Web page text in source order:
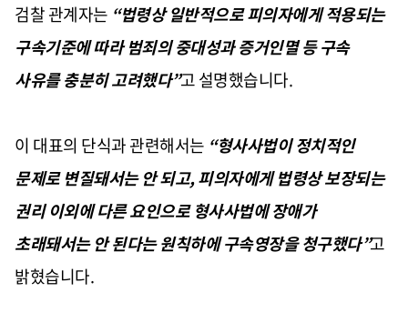
검찰 관계자는 “법령상 일반적으로 피의자에게 적용되는
구속기준에 따라 범죄의 중대성과 증거인멸 등 구속
사유를 충분히 고려했다”고 설명했습니다.
이 대표의 단식과 관련해서는 “형사사법이 정치적인
문제로 변질돼서는 안 되고,피의자에게 법령상 보장되는
권리 이외에 다른 요인으로 형사사법에 장애가
초래돼서는 안 된다는 원칙하에 구속영장을 청구했다”고
밝혔습니다.